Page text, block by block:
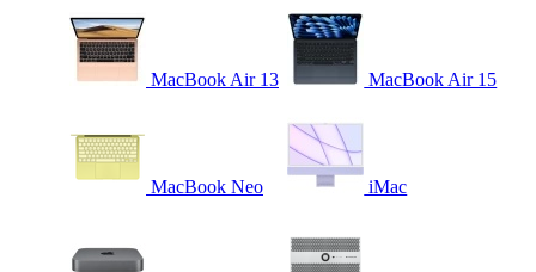
MacBook Air 13 MacBook Air 15
MacBook Neo iMac